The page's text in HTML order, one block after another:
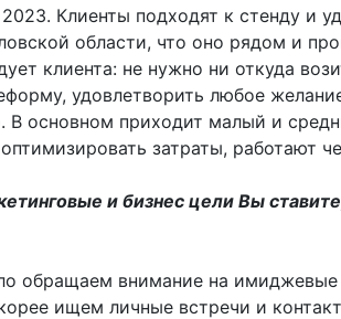
Клиенты подходят к стенду и
области, что оно рядом и
клиента: не нужно ни откуда
удовлетворить любое
В основном приходит малый и
затраты, работают
и бизнес цели Вы
обращаем внимание на
ищем личные встречи и